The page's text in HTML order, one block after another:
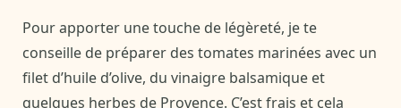
Pour apporter une touche de légèreté, je te
conseille de préparer des tomates marinées avec un
filet d’huile d’olive, du vinaigre balsamique et
quelques herbes de Provence. C’est frais et cela